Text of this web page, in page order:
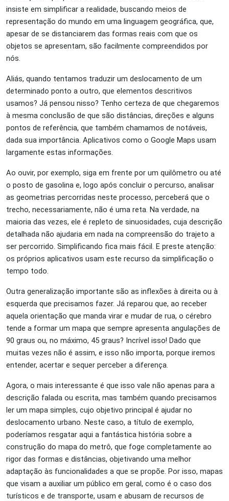
insiste em simplificar a realidade, buscando meios de
representação do mundo em uma linguagem geográfica, que,
apesar de se distanciarem das formas reais com que os
objetos se apresentam, são facilmente compreendidos por
nós.
Aliás, quando tentamos traduzir um deslocamento de um
determinado ponto a outro, que elementos descritivos
usamos? Já pensou nisso? Tenho certeza de que chegaremos
à mesma conclusão de que são distâncias, direções e alguns
pontos de referência, que também chamamos de notáveis,
dada sua importância. Aplicativos como o Google Maps usam
largamente estas informações.
Ao ouvir, por exemplo, siga em frente por um quilômetro ou até
o posto de gasolina e, logo após concluir o percurso, analisar
as geometrias percorridas neste processo, perceberá que o
trecho, necessariamente, não é uma reta. Na verdade, na
maioria das vezes, ele é repleto de sinuosidades, cuja descrição
detalhada não ajudaria em nada na compreensão do trajeto a
ser percorrido. Simplificando fica mais fácil. E preste atenção:
os próprios aplicativos usam este recurso da simplificação o
tempo todo.
Outra generalização importante são as inflexões à direita ou à
esquerda que precisamos fazer. Já reparou que, ao receber
aquela orientação que manda virar e mudar de rua, o cérebro
tende a formar um mapa que sempre apresenta angulações de
90 graus ou, no máximo, 45 graus? Incrível isso! Dado que
muitas vezes não é assim, e isso não importa, porque iremos
entender, acertar e sequer perceber a diferença.
Agora, o mais interessante é que isso vale não apenas para a
descrição falada ou escrita, mas também quando precisamos
ler um mapa simples, cujo objetivo principal é ajudar no
deslocamento urbano. Neste caso, a título de exemplo,
poderíamos resgatar aqui a fantástica história sobre a
construção do mapa do metrô, que foge completamente ao
rigor das formas e distâncias, objetivando uma melhor
adaptação às funcionalidades a que se propõe. Por isso, mapas
que visam a auxiliar um público em geral, como é o caso dos
turísticos e de transporte, usam e abusam de recursos de